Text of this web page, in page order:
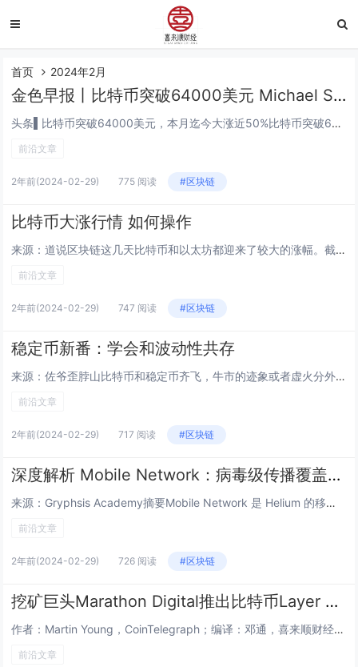
首页 2024年2月
金色早报丨​比特币突破64000美元 Michael Saylor个人财富三天暴涨7亿美元
头条▌比特币突破64000美元，本月迄今大涨近50%比特币突破64000美元/枚，续刷2021年11月以来新高；日内涨13%，本月迄今大涨近50%。▌CNBC：Michael Saylor个人财富三天暴涨7亿美元，达到近30亿美元CNBC发...
前沿文章
2年前(2024-02-29) 775 阅读 #区块链
比特币大涨行情 如何操作
来源：道说区块链这几天比特币和以太坊都迎来了较大的涨幅。截至写稿时为止比特币已经超过了57000美元，以太坊则即将越过3300美元。每当加密市场迎来一波上涨行情时，总会有读者问这个行情会不会有回调，甚至更细一些还会问能够回调到多少。长期读我...
前沿文章
2年前(2024-02-29) 747 阅读 #区块链
稳定币新番：学会和波动性共存
来源：佐爷歪脖山比特币和稳定币齐飞，牛市的迹象或者虚火分外明显，分别从场外和链上吸纳资金，先来三个数据看正在发生什么。单说稳定币收益，USDe 给出了 27% 的年化，如果大家有印象，那么收益率已经超越 UST 的 20%，更是远超 DAI...
前沿文章
2年前(2024-02-29) 717 阅读 #区块链
深度解析 Mobile Network：病毒级传播覆盖的秘诀
来源：Gryphsis Academy摘要Mobile Network 是 Helium 的移动网络业务，Helium 本身所处的 DePIN 赛道叙事火热，其中的无线电通讯更是市场空间乐观。而移动网络更是占据了无线电通讯全年收益的70%，...
前沿文章
2年前(2024-02-29) 726 阅读 #区块链
挖矿巨头Marathon Digital推出比特币Layer 2网络Anduro
作者：Martin Young，CoinTelegraph；编译：邓通，喜来顺财经加密货币挖矿巨头 Marathon Digital 正在通过新发布的名为 Anduro 的多链Layer 2网络进军比特币扩容领域。该公司在 2 月 28 日...
前沿文章